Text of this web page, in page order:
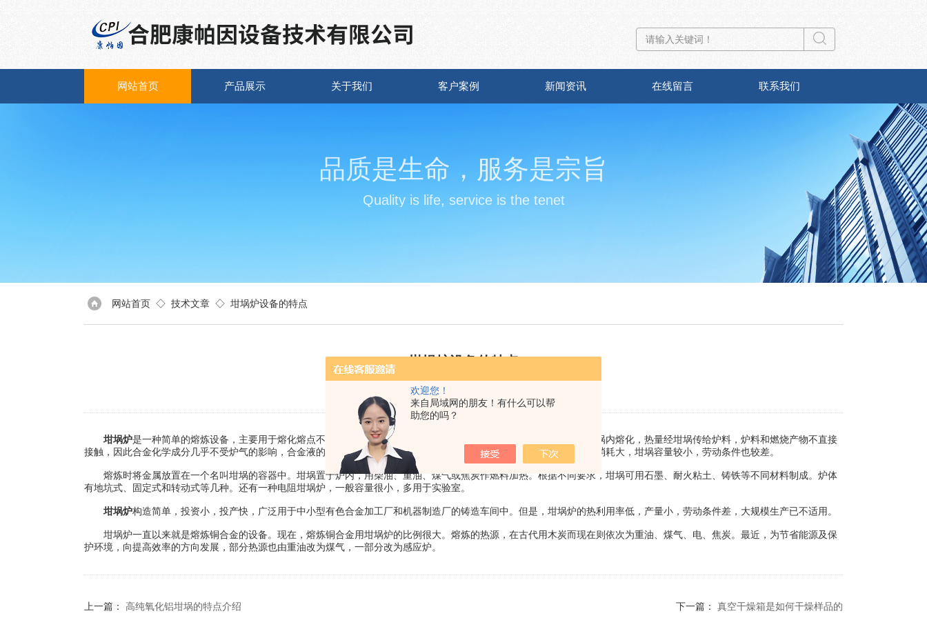
欢迎您！
来自局域网的朋友！有什么可以帮
助您的吗？
网站首页 产品展示 关于我们 客户案例 新闻资讯 在线留言 联系我们
品质是生命，服务是宗旨
Quality is life, service is the tenet
网站首页 ◇ 技术文章 ◇ 坩埚炉设备的特点
坩埚炉设备的特点
来源：技术文章 更新时间：2022-10-20 浏览：2313次
坩埚炉是一种简单的熔炼设备，主要用于熔化熔点不太高的有色金属，如铜、铝及其合金等。这种熔炉，合金是在坩埚内熔化，热量经坩埚传给炉料，炉料和燃烧产物不直接
接触，因此合金化学成分几乎不受炉气的影响，合金液的温度也较均匀，这是其主要优点。它的缺点是热效率较低，燃料消耗大，坩埚容量较小，劳动条件也较差。
熔炼时将金属放置在一个名叫坩埚的容器中。坩埚置于炉内，用柴油、重油、煤气或焦炭作燃料加热。根据不同要求，坩埚可用石墨、耐火粘土、铸铁等不同材料制成。炉体
有地坑式、固定式和转动式等几种。还有一种电阻坩埚炉，一般容量很小，多用于实验室。
坩埚炉构造简单，投资小，投产快，广泛用于中小型有色合金加工厂和机器制造厂的铸造车间中。但是，坩埚炉的热利用率低，产量小，劳动条件差，大规模生产已不适用。
坩埚炉一直以来就是熔炼铜合金的设备。现在，熔炼铜合金用坩埚炉的比例很大。熔炼的热源，在古代用木炭而现在则依次为重油、煤气、电、焦炭。最近，为节省能源及保
护环境，向提高效率的方向发展，部分热源也由重油改为煤气，一部分改为感应炉。
上一篇： 高纯氧化铝坩埚的特点介绍 下一篇： 真空干燥箱是如何干燥样品的